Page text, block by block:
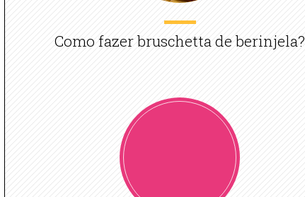
Como fazer bruschetta de berinjela?